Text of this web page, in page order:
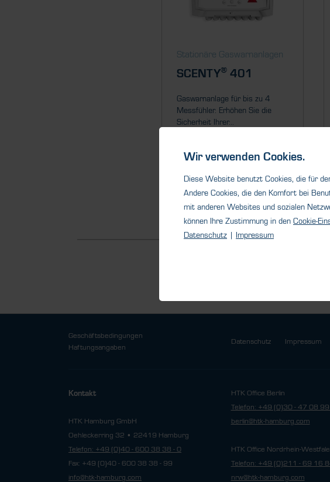
Stationäre Gaswarnanlagen
SCENTY® 401
Gaswarnanlage für bis zu 4
Messfühler. Erhöhen Sie die
Sicherheit Ihrer...
Details
Geschäftsbedingungen
Haftungsangaben
Datenschutz Impressum
Kontakt
HTK Hamburg GmbH
Oehleckerring 32 • 22419 Hamburg
Telefon: +49 (0)40 - 600 38 38 - 0
Fax: +49 (0)40 - 600 38 38 - 99
info@htk-hamburg.com
HTK Office Berlin
Telefon: +49 (0)30 - 47 08 99
berlin@htk-hamburg.com
HTK Office Nordrhein-
Telefon: +49 (0)211 - 69 16
nrw@htk-hamburg.com
Wir verwenden Cookies.
Diese Website benutzt Cookies, die für
Andere Cookies, die den Komfort bei
mit anderen Websites und sozialen
können Ihre Zustimmung in den Cookie-
Datenschutz | Impressum